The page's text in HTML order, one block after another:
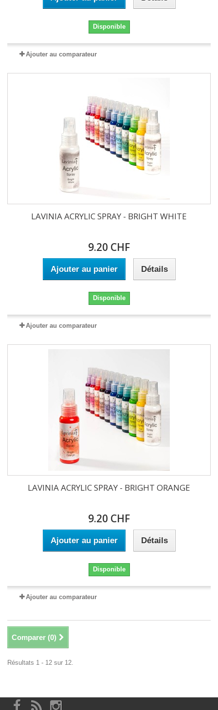
Disponible
Ajouter au comparateur
LAVINIA ACRYLIC SPRAY - BRIGHT WHITE
9.20 CHF
Ajouter au panier Détails
Disponible
Ajouter au comparateur
LAVINIA ACRYLIC SPRAY - BRIGHT ORANGE
9.20 CHF
Ajouter au panier Détails
Disponible
Ajouter au comparateur
Comparer (0)
Résultats 1 - 12 sur 12.